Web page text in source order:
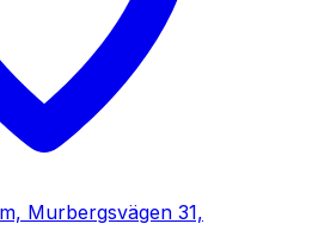
Murbergsvägen 31,